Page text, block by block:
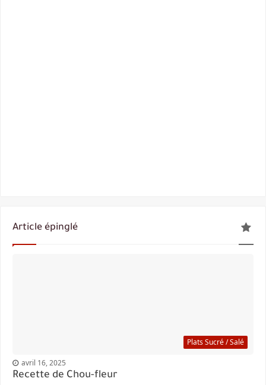
Article épinglé
Plats Sucré / Salé
avril 16, 2025
Recette de Chou-fleur